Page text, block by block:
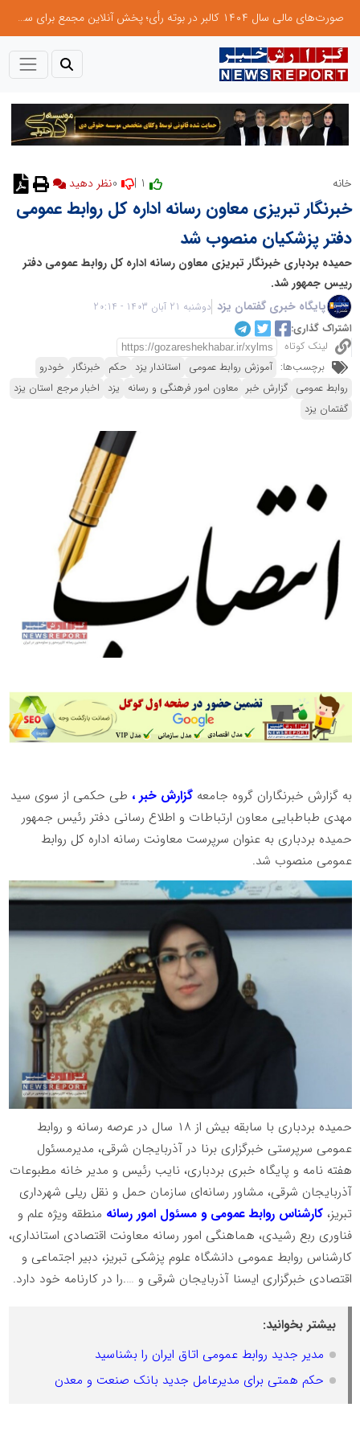
صورت‌های مالی سال ۱۴۰۴ کالبر در بوته رأی؛ پخش آنلاین مجمع برای سهامداران در سراسر کشور
خانه
خبرنگار تبریزی معاون رسانه اداره کل روابط عمومی
دفتر پزشکیان منصوب شد
حمیده بردباری خبرنگار تبریزی معاون رسانه اداره کل روابط عمومی دفتر
رییس جمهور شد.
پایگاه خبری گفتمان یزد دوشنبه 21 آبان 1403 - 20:14
اشتراک گذاری:
لینک کوتاه
برچسب‌ها: آموزش روابط عمومی استاندار یزد حکم خبرنگار خودرو
روابط عمومی گزارش خبر معاون امور فرهنگی و رسانه یزد اخبار مرجع استان یزد
گفتمان یزد
به گزارش خبرنگاران گروه جامعهگزارش خبر ، طی حکمی از سوی سید
مهدی طباطبایی معاون ارتباطات و اطلاع رسانی دفتر رئیس جمهور
حمیده بردباری به عنوان سرپرست معاونت رسانه اداره کل روابط
عمومی منصوب شد.
حمیده بردباری با سابقه بیش از ۱۸ سال در عرصه رسانه و روابط
عمومی سرپرستی خبرگزاری برنا در آذربایجان شرقی، مدیرمسئول
هفته نامه و پایگاه خبری بردباری، نایب رئیس و مدیر خانه مطبوعات
آذربایجان شرقی، مشاور رسانه‌ای سازمان حمل و نقل ریلی شهرداری
تبریز،کارشناس روابط عمومی و مسئول امور رسانه منطقه ویژه علم و
فناوری ربع رشیدی، هماهنگی امور رسانه معاونت اقتصادی استانداری،
کارشناس روابط عمومی دانشگاه علوم پزشکی تبریز، دبیر اجتماعی و
اقتصادی خبرگزاری ایسنا آذربایجان شرقی و ….را در کارنامه خود دارد.
بیشتر بخوانید:
مدیر جدید روابط عمومی اتاق ایران را بشناسید
حکم همتی برای مدیرعامل جدید بانک صنعت و معدن